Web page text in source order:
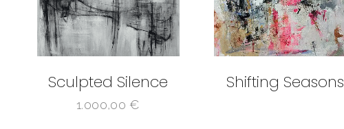
Sculpted Silence
1.000,00 €
Shifting Seasons